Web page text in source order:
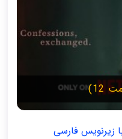
زیرنویس فارسی